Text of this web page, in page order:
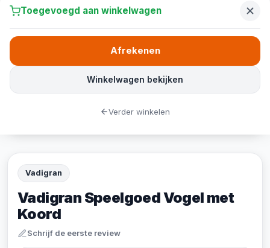
Vadigran
Vadigran Speelgoed Vogel met
Koord
Schrijf de eerste review
Toegevoegd aan winkelwagen
Winkelwagen bekijken
Afrekenen
Verder winkelen